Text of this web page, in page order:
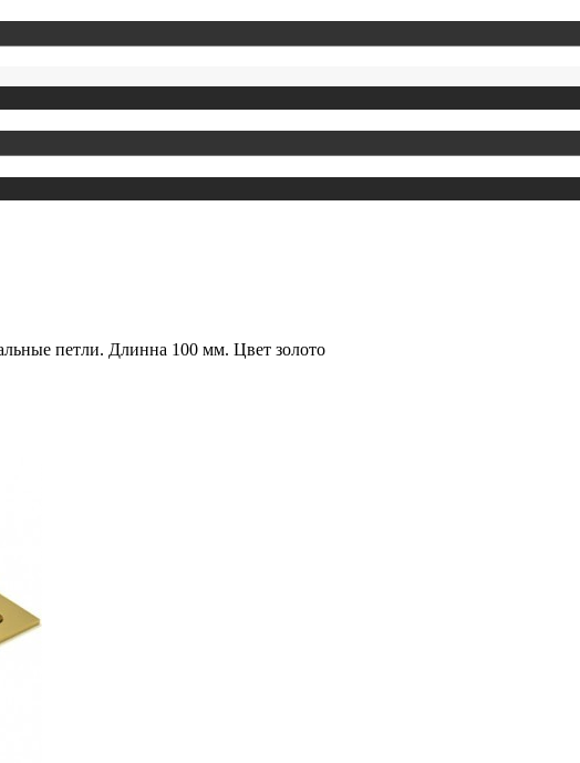
петли. Длинна 100 мм. Цвет золото